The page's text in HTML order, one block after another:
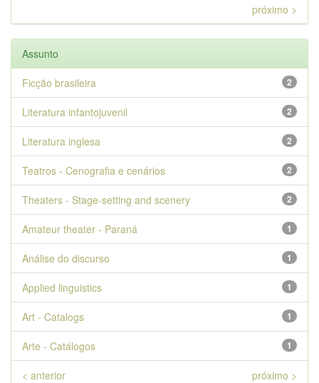
próximo >
Assunto
2
Ficção brasileira
2
Literatura infantojuvenil
2
Literatura inglesa
2
Teatros - Cenografia e cenários
2
Theaters - Stage-setting and scenery
1
Amateur theater - Paraná
1
Análise do discurso
1
Applied linguistics
1
Art - Catalogs
1
Arte - Catálogos
< anterior próximo >